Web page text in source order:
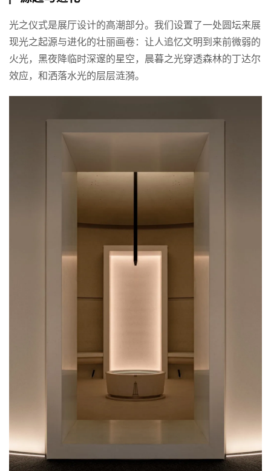
光之仪式是展厅设计的高潮部分。我们设置了一处圆坛来展
现光之起源与进化的壮丽画卷：让人追忆文明到来前微弱的
火光，黑夜降临时深邃的星空，晨暮之光穿透森林的丁达尔
效应，和洒落水光的层层涟漪。